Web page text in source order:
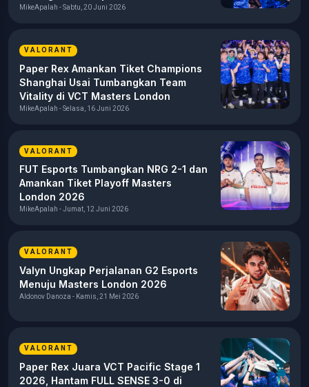
MikeApalah - Sabtu, 20 Juni 2026
VALORANT
Paper Rex Amankan Tiket Champions
Shanghai Usai Tumbangkan Team
Vitality di VCT Masters London
MikeApalah - Selasa, 16 Juni 2026
VALORANT
FUT Esports Tumbangkan NRG 2-1 dan
Amankan Tiket Playoff Masters
London 2026
MikeApalah - Jumat, 12 Juni 2026
VALORANT
Valyn Ungkap Perjalanan G2 Esports
Menuju Masters London 2026
Aldonov Danoza - Kamis, 21 Mei 2026
VALORANT
Paper Rex Juara VCT Pacific Stage 1
2026, Hantam FULL SENSE 3-0 di